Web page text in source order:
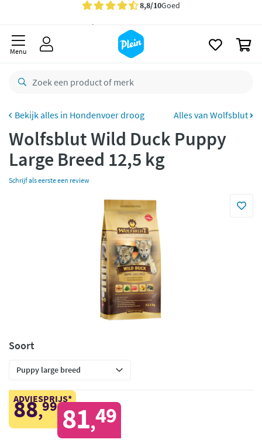
Gratisbezorging vanaf 35,- *
besteld,
retourneren
CO2 neutraal
Betaal met Klarna
Menu
Hondenvoer droog Alles van Wolfsblut
Wolfsblut Wild Duck Puppy
Large Breed 12,5 kg
Schrijf als eerste een review
Soort
ADVIESPRIJS*
88,99 81,49